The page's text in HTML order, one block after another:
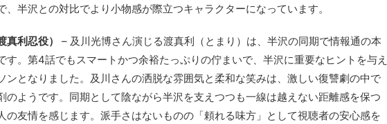
、半沢との対比でより小物感が際立つキャラクターになっています。
真利忍役）
– 及川光博さん演じる渡真利（とまり）は、半沢の同期で情報通の本
す。第4話でもスマートかつ余裕たっぷりの佇まいで、半沢に重要なヒントを与え
ンとなりました。及川さんの洒脱な雰囲気と柔和な笑みは、激しい復讐劇の中で
のようです。同期として陰ながら半沢を支えつつも一線は越えない距離感を保つ
の友情を感じます。派手さはないものの「頼れる味方」として視聴者の安心感を